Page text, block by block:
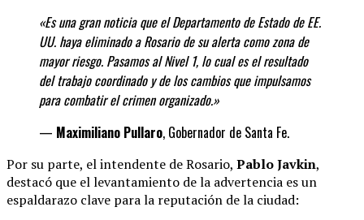
«Es una gran noticia que el Departamento de Estado de EE.
UU. haya eliminado a Rosario de su alerta como zona de
mayor riesgo. Pasamos al Nivel 1, lo cual es el resultado
del trabajo coordinado y de los cambios que impulsamos
para combatir el crimen organizado.»
— Maximiliano Pullaro, Gobernador de Santa Fe.
Por su parte, el intendente de Rosario, Pablo Javkin,
destacó que el levantamiento de la advertencia es un
espaldarazo clave para la reputación de la ciudad: